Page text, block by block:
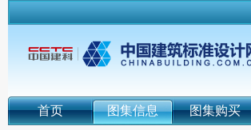
首页 图集信息 图集购买